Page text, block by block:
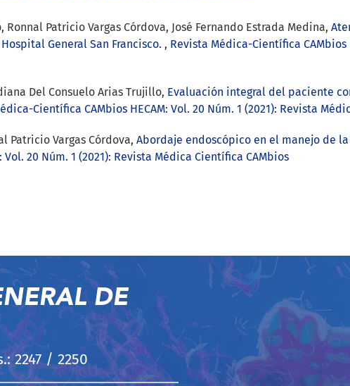
Patricio Vargas Córdova, José Fernando Estrada Medina,
General San Francisco. , Revista Médica-Científica CAMbios
Del Consuelo Arias Trujillo, Evaluación integral del paciente
Científica CAMbios HECAM: Vol. 20 Núm. 1 (2021): Revista
Patricio Vargas Córdova, Abordaje endoscópico en el manejo de
20 Núm. 1 (2021): Revista Médica Científica CAMbios
DE
2247 / 2250